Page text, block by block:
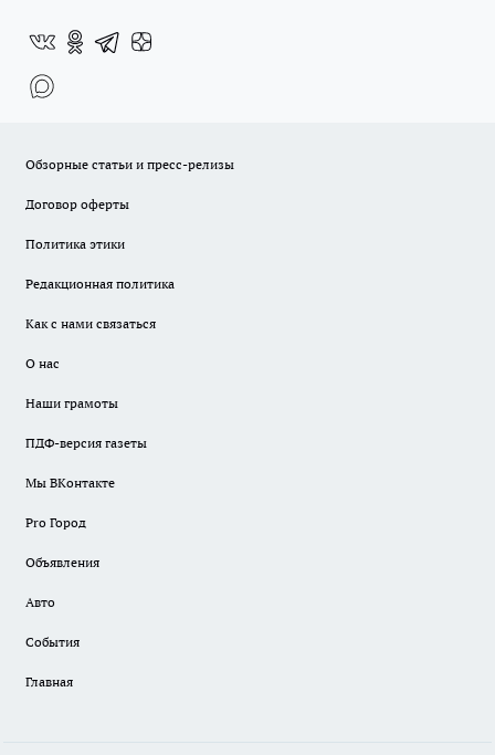
Обзорные статьи и пресс-релизы
Договор оферты
Политика этики
Редакционная политика
Как с нами связаться
О нас
Наши грамоты
ПДФ-версия газеты
Мы ВКонтакте
Pro Город
Объявления
Авто
События
Главная